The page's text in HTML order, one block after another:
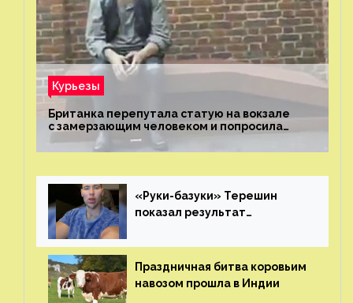
Курьезы
Британка перепутала статую на вокзале
с замерзающим человеком и попросила
о помощи
«Руки-базуки» Терешин
показал результат
Праздничная битва коровьим
навозом прошла в Индии